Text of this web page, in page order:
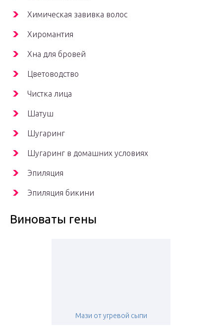
Химическая завивка волос
Хиромантия
Хна для бровей
Цветоводство
Чистка лица
Шатуш
Шугаринг
Шугаринг в домашних условиях
Эпиляция
Эпиляция бикини
Виноваты гены
Мази от угревой сыпи